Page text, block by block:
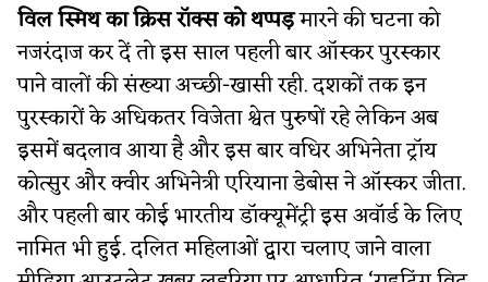
विल स्मिथ का क्रिस रॉक्स को थप्पड़मारने की घटना को
नजरंदाज कर दें तो इस साल पहली बार ऑस्कर पुरस्कार
पाने वालों की संख्या अच्छी-खासी रही. दशकों तक इन
पुरस्कारों के अधिकतर विजेता श्वेत पुरुषों रहे लेकिन अब
इसमें बदलाव आया है और इस बार वधिर अभिनेता ट्रॉय
कोत्सुर और क्वीर अभिनेत्री एरियाना डेबोस ने ऑस्कर जीता.
और पहली बार कोई भारतीय डॉक्यूमेंट्री इस अवॉर्ड के लिए
नामित भी हुई. दलित महिलाओं द्वारा चलाए जाने वाला